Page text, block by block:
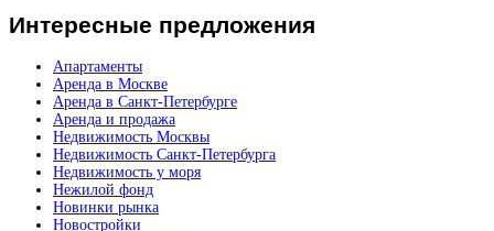
Интересные предложения
Апартаменты
Аренда в Москве
Аренда в Санкт-Петербурге
Аренда и продажа
Недвижимость Москвы
Недвижимость Санкт-Петербурга
Недвижимость у моря
Нежилой фонд
Новинки рынка
Новостройки